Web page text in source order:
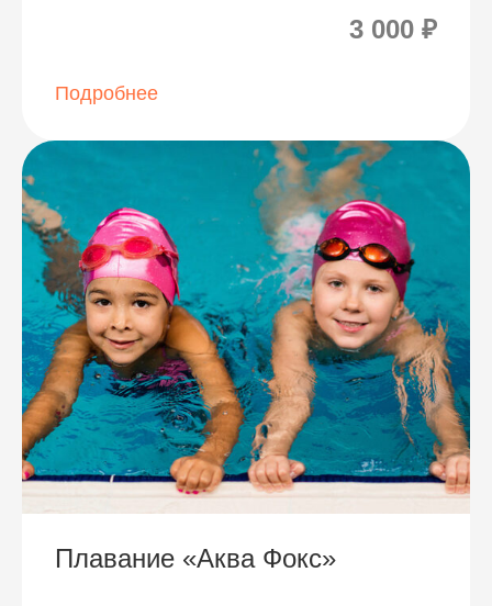
3 000 ₽
Подробнее
Плавание «Аква Фокс»